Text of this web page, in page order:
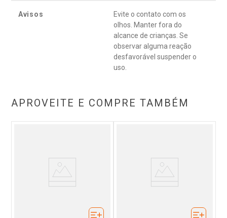
Avisos
Evite o contato com os
olhos. Manter fora do
alcance de crianças. Se
observar alguma reação
desfavorável suspender o
uso.
APROVEITE E COMPRE TAMBÉM